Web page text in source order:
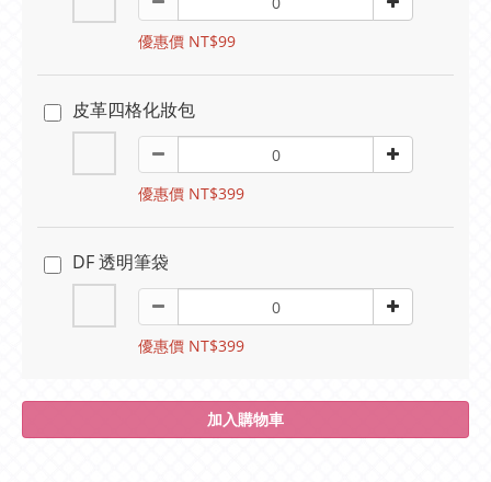
優惠價 NT$99
皮革四格化妝包
優惠價 NT$399
DF 透明筆袋
優惠價 NT$399
加入購物車